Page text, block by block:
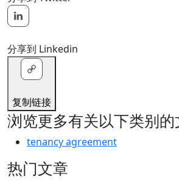
分享到 Linkedin
复制链接
浏览更多有关以下类别的
tenancy agreement
热门文章